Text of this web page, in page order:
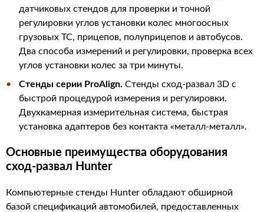
датчиковых стендов для проверки и точной
регулировки углов установки колес многоосных
грузовых ТС, прицепов, полуприцепов и автобусов.
Два способа измерений и регулировки, проверка всех
углов установки колес за три минуты.
Стенды серии ProAlign. Стенды сход-развал 3D с
быстрой процедурой измерения и регулировки.
Двухкамерная измерительная система, быстрая
установка адаптеров без контакта «металл-металл».
Основные преимущества оборудования
сход-развал Hunter
Компьютерные стенды Hunter обладают обширной
базой спецификаций автомобилей, предоставленных